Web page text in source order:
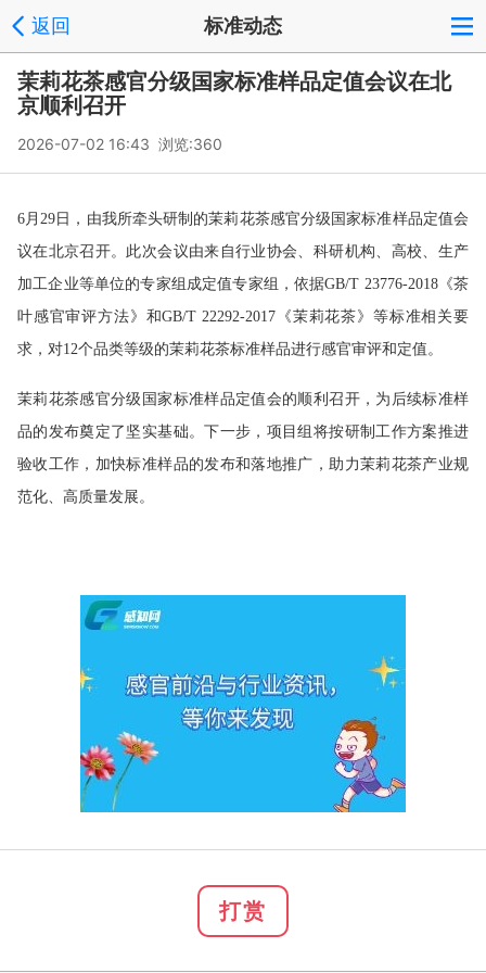
返回 标准动态
茉莉花茶感官分级国家标准样品定值会议在北
京顺利召开
2026-07-02 16:43 浏览:360
6月29日，由我所牵头研制的茉莉花茶感官分级国家标准样品定值会
议在北京召开。此次会议由来自行业协会、科研机构、高校、生产
加工企业等单位的专家组成定值专家组，依据GB/T 23776-2018《茶
叶感官审评方法》和GB/T 22292-2017《茉莉花茶》等标准相关要
求，对12个品类等级的茉莉花茶标准样品进行感官审评和定值。
茉莉花茶感官分级国家标准样品定值会的顺利召开，为后续标准样
品的发布奠定了坚实基础。下一步，项目组将按研制工作方案推进
验收工作，加快标准样品的发布和落地推广，助力茉莉花茶产业规
范化、高质量发展。
打赏